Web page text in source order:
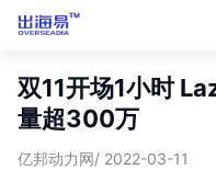
双11开场1小时
量超300万
亿邦动力网/ 2022-03-11